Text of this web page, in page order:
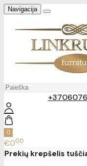
Navigacija
0
€000
Prekių krepšelis